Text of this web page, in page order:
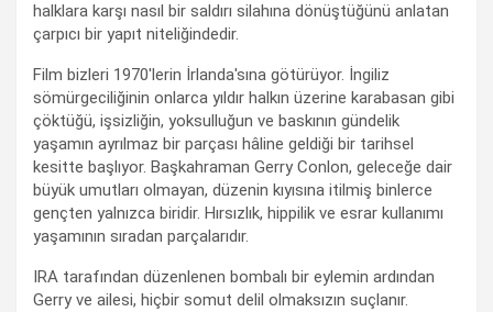
halklara karşı nasıl bir saldırı silahına dönüştüğünü anlatan
çarpıcı bir yapıt niteliğindedir.
Film bizleri 1970'lerin İrlanda'sına götürüyor. İngiliz
sömürgeciliğinin onlarca yıldır halkın üzerine karabasan gibi
çöktüğü, işsizliğin, yoksulluğun ve baskının gündelik
yaşamın ayrılmaz bir parçası hâline geldiği bir tarihsel
kesitte başlıyor. Başkahraman Gerry Conlon, geleceğe dair
büyük umutları olmayan, düzenin kıyısına itilmiş binlerce
gençten yalnızca biridir. Hırsızlık, hippilik ve esrar kullanımı
yaşamının sıradan parçalarıdır.
IRA tarafından düzenlenen bombalı bir eylemin ardından
Gerry ve ailesi, hiçbir somut delil olmaksızın suçlanır.